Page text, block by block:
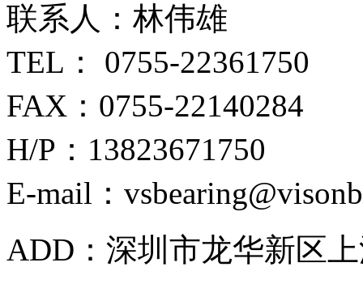
联系人：林伟雄
TEL： 0755-22361750
FAX：0755-22140284
H/P：13823671750
E-mail：
ADD：深圳市龙华新区